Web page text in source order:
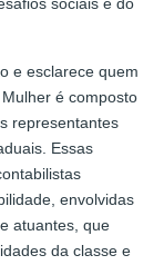
e esclarece quem
é composto
representantes
Essas
envolvidas
atuantes, que
da classe e